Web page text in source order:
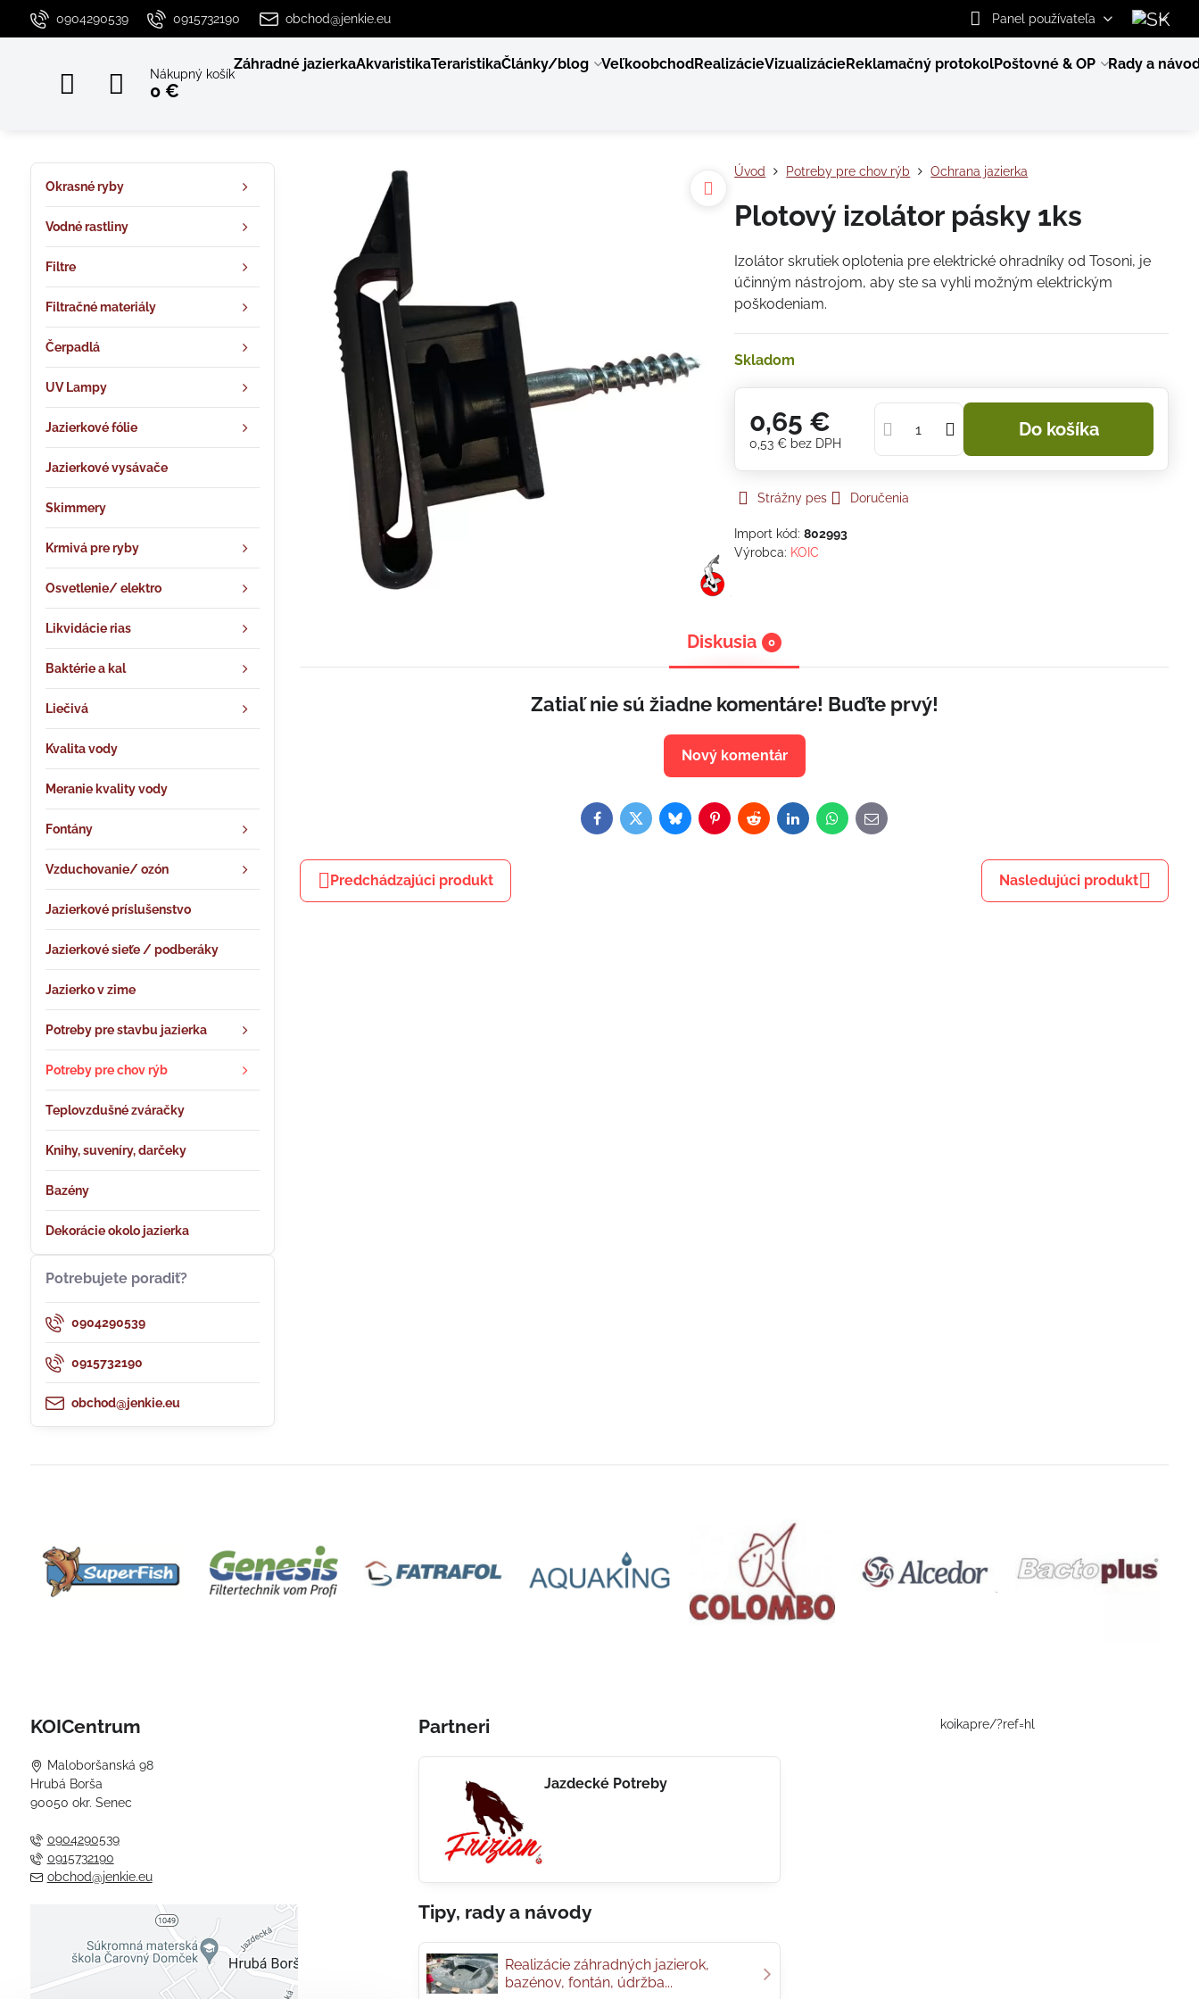
0904290539 0915732190 obchod@jenkie.eu Panel používateľa
Nákupný košík
0 €
Záhradné jazierkaAkvaristikaTeraristikaČlánky/blog VeľkoobchodRealizácieVizualizácieReklamačný protokolPoštovné & OP Rady a
Úvod Potreby pre chov rýb Ochrana jazierka
Plotový izolátor pásky 1ks
Izolátor skrutiek oplotenia pre elektrické ohradníky od Tosoni, je
účinným nástrojom, aby ste sa vyhli možným elektrickým
poškodeniam.
Skladom
0,65 €
0,53 € bez DPH
Do košíka
Strážny pes Doručenia
Import kód:802993
Výrobca: KOIC
Diskusia 0
Zatiaľ nie sú žiadne komentáre! Buďte prvý!
Nový komentár
Facebook
TwitterBlueskyPinterestRedditLinkedInWhatsApp
E-
mail
Predchádzajúci produkt Nasledujúci produkt
Okrasné ryby
Vodné rastliny
Filtre
Filtračné materiály
Čerpadlá
UV Lampy
Jazierkové fólie
Jazierkové vysávače
Skimmery
Krmivá pre ryby
Osvetlenie/ elektro
Likvidácie rias
Baktérie a kal
Liečivá
Kvalita vody
Meranie kvality vody
Fontány
Vzduchovanie/ ozón
Jazierkové príslušenstvo
Jazierkové sieťe / podberáky
Jazierko v zime
Potreby pre stavbu jazierka
Potreby pre chov rýb
Teplovzdušné zváračky
Knihy, suveníry, darčeky
Bazény
Dekorácie okolo jazierka
Potrebujete poradiť?
0904290539
0915732190
obchod@jenkie.eu
KOICentrum
Maloboršanská 98
Hrubá Borša
90050 okr. Senec
0904290539
0915732190
obchod@jenkie.eu
Externý obsah je blokovaný
Voľbami súkromia
Partneri
Jazdecké Potreby
Tipy, rady a návody
Realizácie záhradných jazierok,
bazénov, fontán, údržba...
koikapre/?ref=hl